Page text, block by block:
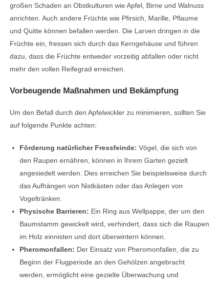
großen Schaden an Obstkulturen wie Apfel, Birne und Walnuss
anrichten. Auch andere Früchte wie Pfirsich, Marille, Pflaume
und Quitte können befallen werden. Die Larven dringen in die
Früchte ein, fressen sich durch das Kerngehäuse und führen
dazu, dass die Früchte entweder vorzeitig abfallen oder nicht
mehr den vollen Reifegrad erreichen.
Vorbeugende Maßnahmen und Bekämpfung
Um den Befall durch den Apfelwickler zu minimieren, sollten Sie
auf folgende Punkte achten:
Förderung natürlicher Fressfeinde: Vögel, die sich von
den Raupen ernähren, können in Ihrem Garten gezielt
angesiedelt werden. Dies erreichen Sie beispielsweise durch
das Aufhängen von Nistkästen oder das Anlegen von
Vogeltränken.
Physische Barrieren: Ein Ring aus Wellpappe, der um den
Baumstamm gewickelt wird, verhindert, dass sich die Raupen
im Holz einnisten und dort überwintern können.
Pheromonfallen: Der Einsatz von Pheromonfallen, die zu
Beginn der Flugperiode an den Gehölzen angebracht
werden, ermöglicht eine gezielte Überwachung und